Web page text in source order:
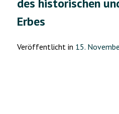
und
flackert
des historischen
Erbes
Veröffentlicht in 15.